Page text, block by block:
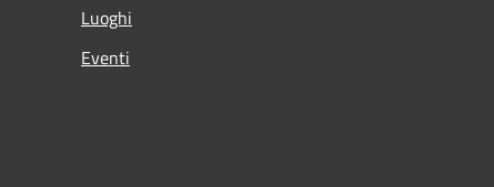
Luoghi
Eventi